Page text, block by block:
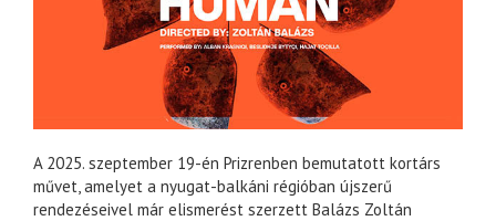
A 2025. szeptember 19-én Prizrenben bemutatott kortárs
művet, amelyet a nyugat-balkáni régióban újszerű
rendezéseivel már elismerést szerzett Balázs Zoltán